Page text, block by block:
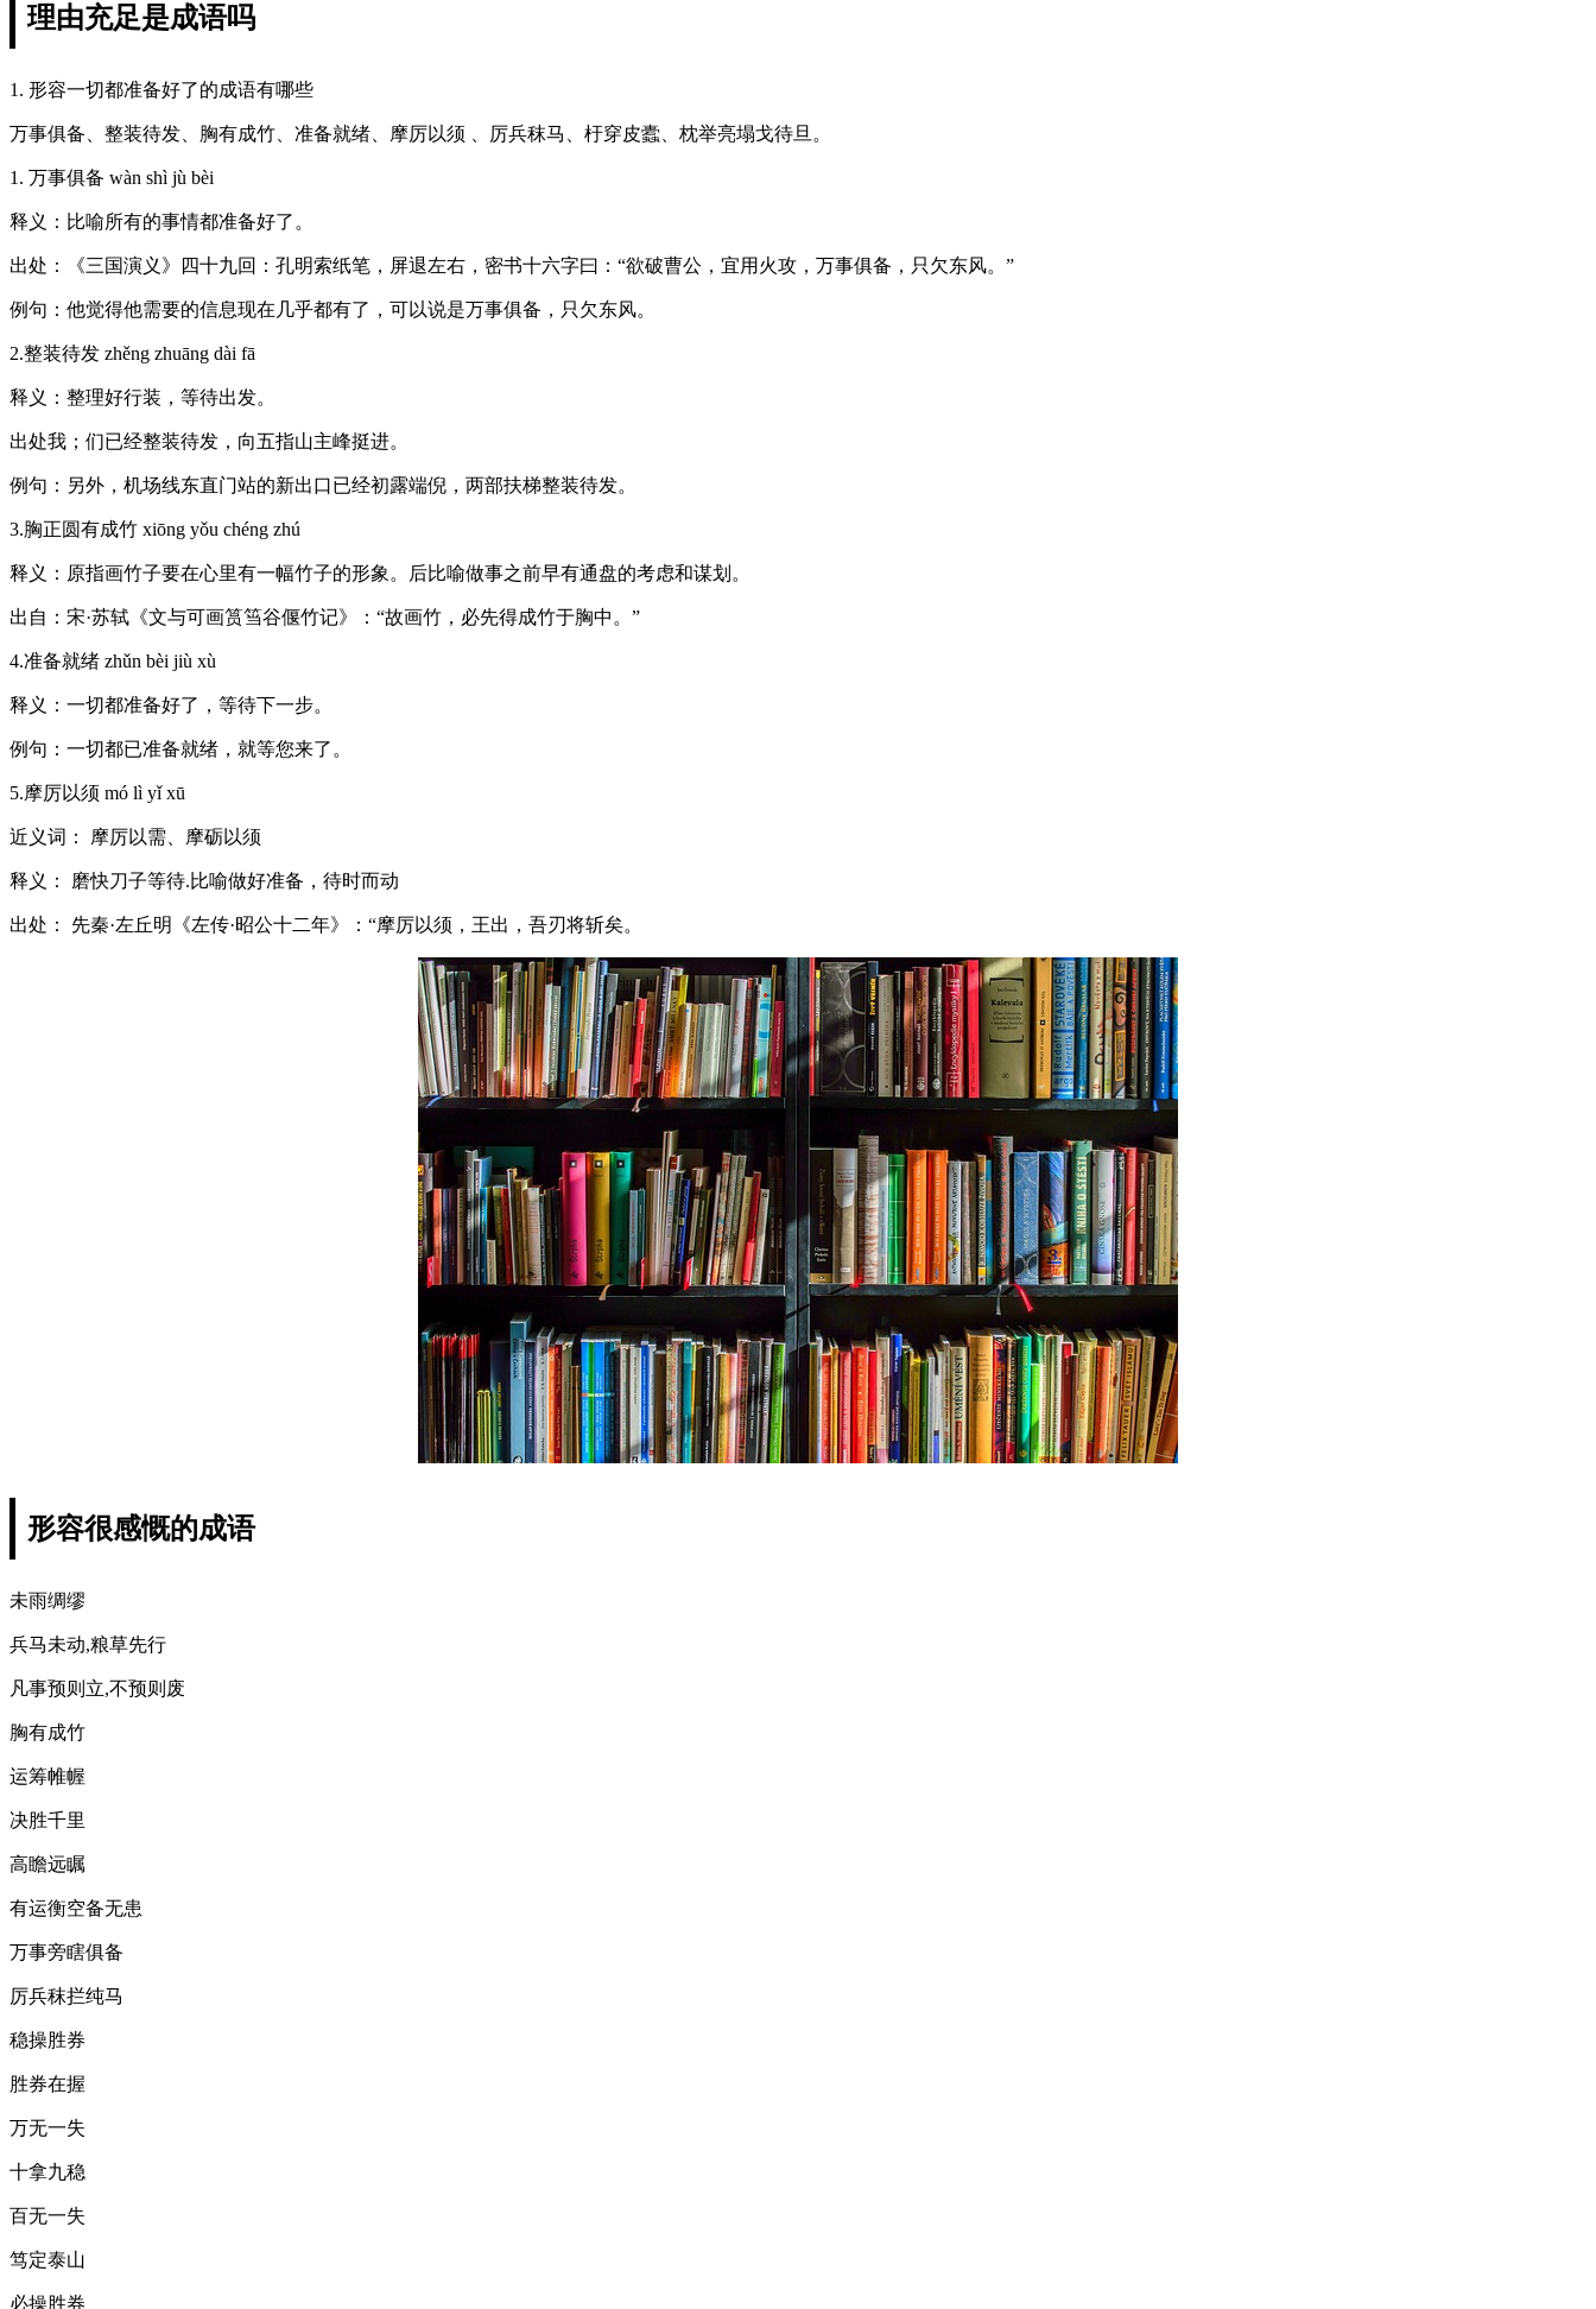
理由充足是成语吗
1. 形容一切都准备好了的成语有哪些
万事俱备、整装待发、胸有成竹、准备就绪、摩厉以须 、厉兵秣马、杅穿皮蠹、枕举亮塌戈待旦。
1. 万事俱备 wàn shì jù bèi
释义：比喻所有的事情都准备好了。
出处：《三国演义》四十九回：孔明索纸笔，屏退左右，密书十六字曰：“欲破曹公，宜用火攻，万事俱备，只欠东风。”
例句：他觉得他需要的信息现在几乎都有了，可以说是万事俱备，只欠东风。
2.整装待发 zhěng zhuāng dài fā
释义：整理好行装，等待出发。
出处我；们已经整装待发，向五指山主峰挺进。
例句：另外，机场线东直门站的新出口已经初露端倪，两部扶梯整装待发。
3.胸正圆有成竹 xiōng yǒu chéng zhú
释义：原指画竹子要在心里有一幅竹子的形象。后比喻做事之前早有通盘的考虑和谋划。
出自：宋·苏轼《文与可画筼筜谷偃竹记》：“故画竹，必先得成竹于胸中。”
4.准备就绪 zhǔn bèi jiù xù
释义：一切都准备好了，等待下一步。
例句：一切都已准备就绪，就等您来了。
5.摩厉以须 mó lì yǐ xū
近义词： 摩厉以需、摩砺以须
释义： 磨快刀子等待.比喻做好准备，待时而动
出处： 先秦·左丘明《左传·昭公十二年》：“摩厉以须，王出，吾刃将斩矣。
形容很感慨的成语
未雨绸缪
兵马未动,粮草先行
凡事预则立,不预则废
胸有成竹
运筹帷幄
决胜千里
高瞻远瞩
有运衡空备无患
万事旁瞎俱备
厉兵秣拦纯马
稳操胜券
胜券在握
万无一失
十拿九稳
百无一失
笃定泰山
必操胜券